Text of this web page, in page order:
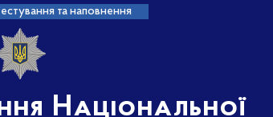
та наповнення
Національної